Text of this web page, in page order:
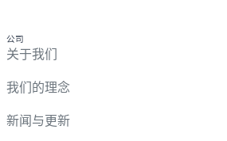
公司
关于我们
我们的理念
新闻与更新